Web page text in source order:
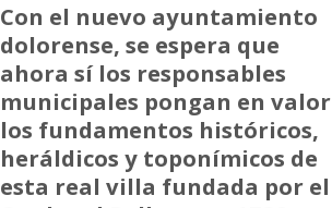
Con el nuevo ayuntamiento
dolorense, se espera que
ahora sí los responsables
municipales pongan en valor
los fundamentos históricos,
heráldicos y toponímicos de
esta real villa fundada por el